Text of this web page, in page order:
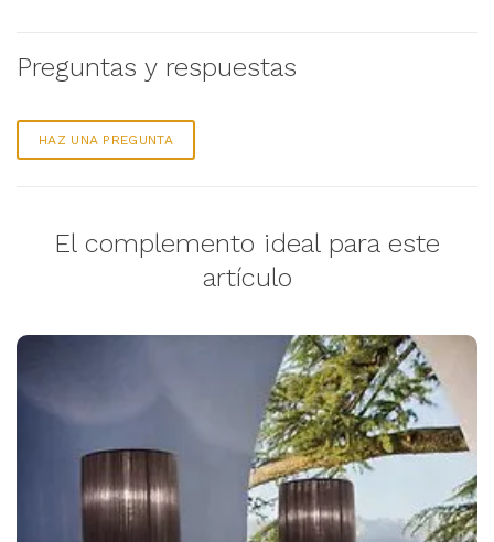
Preguntas y respuestas
HAZ UNA PREGUNTA
El complemento ideal para este
artículo